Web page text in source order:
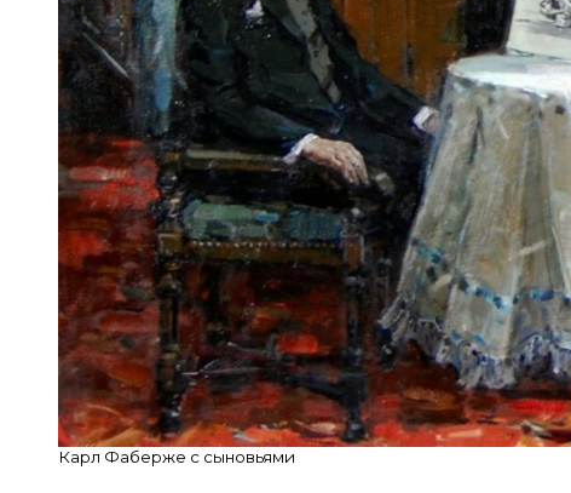
Карл Фаберже с сыновьями